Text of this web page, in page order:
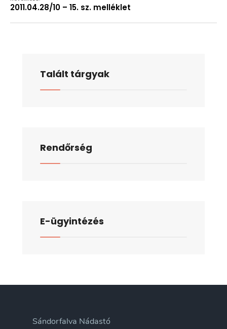
2011.04.28/10 – 15. sz. melléklet
Talált tárgyak
Rendőrség
E-ügyintézés
Sándorfalva Nádastó